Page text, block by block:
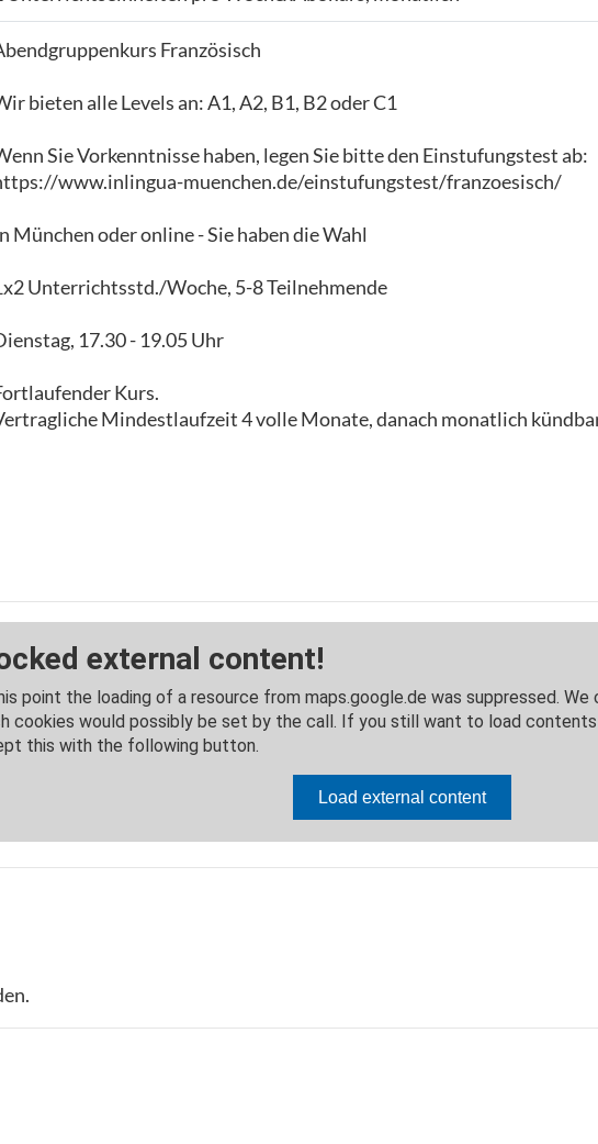
Französisch
bieten alle Levels an: A1, A2, B1, B2 oder C1
Sie Vorkenntnisse haben, legen Sie bitte den Einstufungstest ab:
www.inlingua-muenchen.de/einstufungstest/franzoesisch/
München oder online - Sie haben die Wahl
Unterrichtsstd./Woche, 5-8 Teilnehmende
17.30 - 19.05 Uhr
Kurs.
Mindestlaufzeit 4 volle Monate, danach monatlich